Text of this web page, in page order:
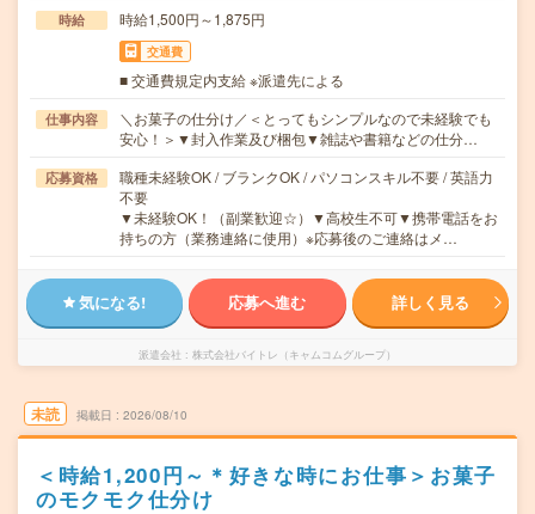
時給 時給1,500円～1,875円
交通費
■ 交通費規定内支給 ※派遣先による
仕事内容
＼お菓子の仕分け／＜とってもシンプルなので未経験でも
安心！＞▼封入作業及び梱包▼雑誌や書籍などの仕分…
応募資格
職種未経験OK / ブランクOK / パソコンスキル不要 / 英語力
不要
▼未経験OK！（副業歓迎☆）▼高校生不可▼携帯電話をお
持ちの方（業務連絡に使用）※応募後のご連絡はメ…
気になる! 応募へ進む 詳しく見る
派遣会社 株式会社バイトレ（キャムコムグループ）
未読 掲載日 2026/08/10
＜時給1,200円～＊好きな時にお仕事＞お菓子
のモクモク仕分け